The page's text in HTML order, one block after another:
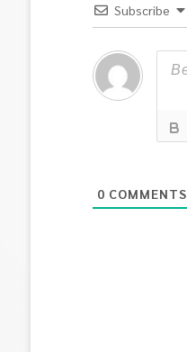
Subscribe
0 COMMENTS